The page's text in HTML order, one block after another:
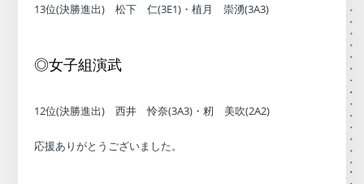
13位(決勝進出) 松下 仁(3E1)・植月 崇湧(3A3)
◎女子組演武
12位(決勝進出) 西井 怜奈(3A3)・籾 美吹(2A2)
応援ありがとうございました。